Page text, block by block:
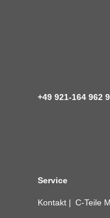
+49 921-164 962
Service
Kontakt C-Teile